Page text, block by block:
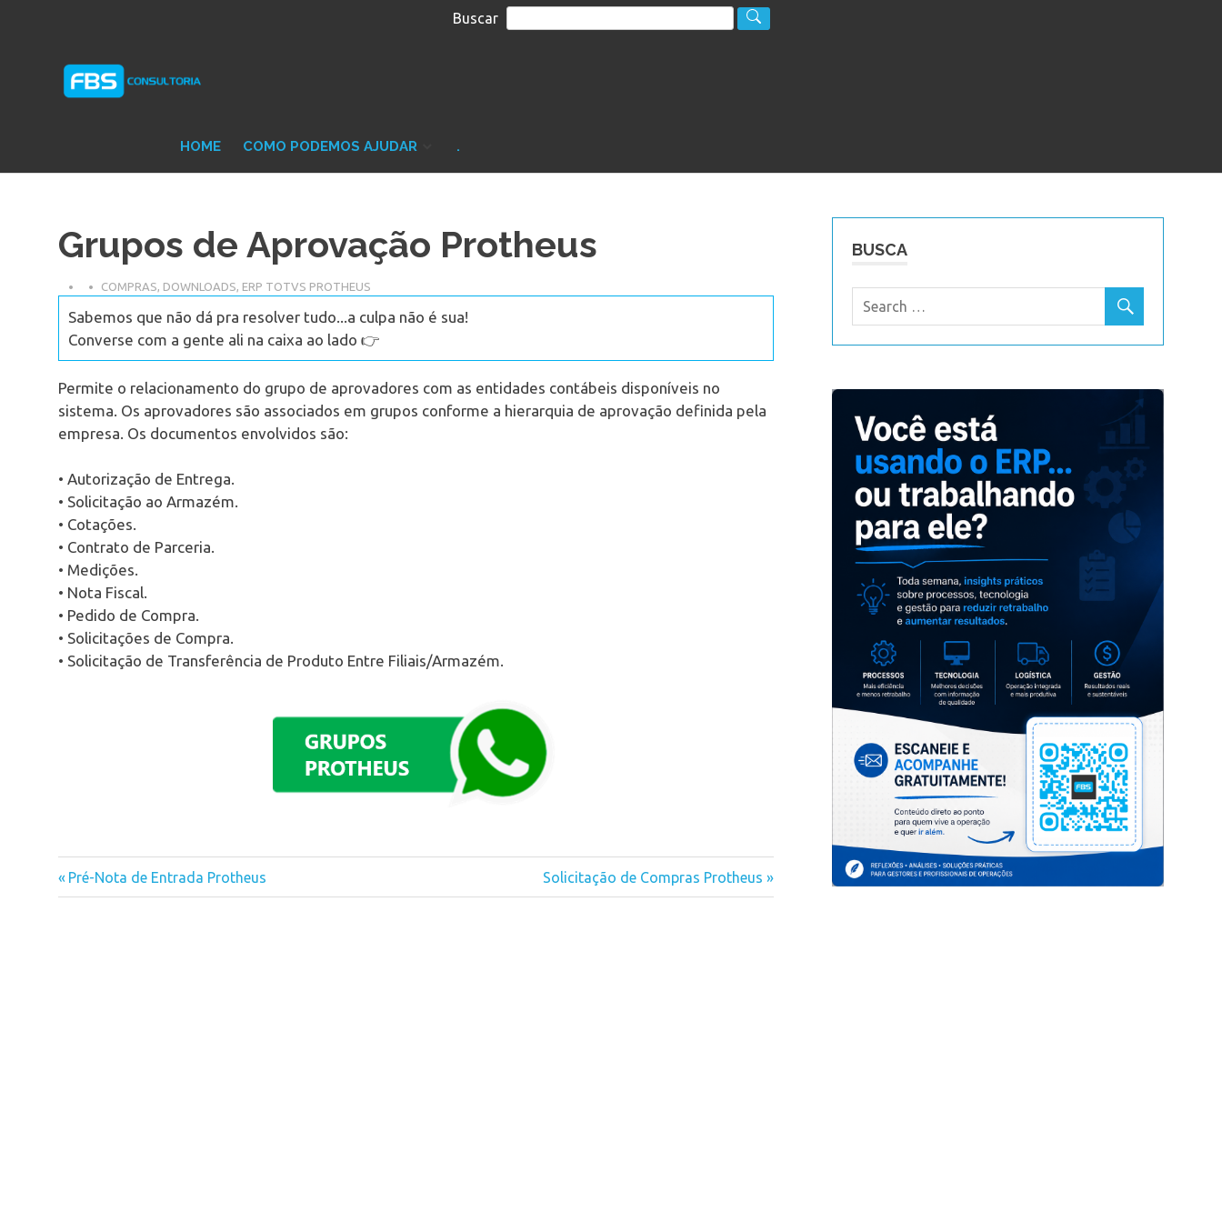
Buscar
Protheus
TOTVS
HOME COMO PODEMOS AJUDAR .
Grupos de Aprovação Protheus
COMPRAS DOWNLOADS ERP TOTVS PROTHEUS
Sabemos que não dá pra resolver tudo...a culpa não é sua!
Converse com a gente ali na caixa ao lado 👉
Permite o relacionamento do grupo de aprovadores com as entidades contábeis disponíveis no
sistema. Os aprovadores são associados em grupos conforme a hierarquia de aprovação definida pela
empresa. Os documentos envolvidos são:
• Autorização de Entrega.
• Solicitação ao Armazém.
• Cotações.
• Contrato de Parceria.
• Medições.
• Nota Fiscal.
• Pedido de Compra.
• Solicitações de Compra.
• Solicitação de Transferência de Produto Entre Filiais/Armazém.
Navegação
Previous
Post:
Pré-Nota de Entrada Protheus
Next
Post:
Solicitação de Compras Protheus
BUSCA